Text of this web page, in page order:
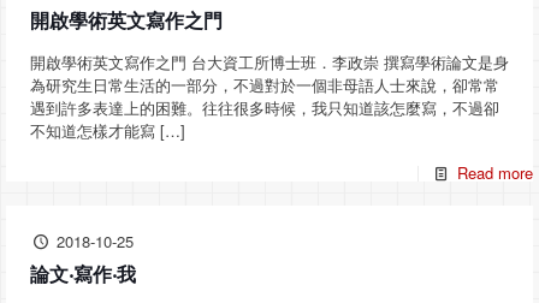
開啟學術英文寫作之門
開啟學術英文寫作之門 台大資工所博士班．李政崇 撰寫學術論文是身
為研究生日常生活的一部分，不過對於一個非母語人士來說，卻常常
遇到許多表達上的困難。往往很多時候，我只知道該怎麼寫，不過卻
不知道怎樣才能寫 […]
Read more
2018-10-25
論文‧寫作‧我